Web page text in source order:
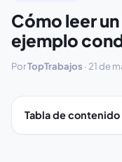
Cómo leer
ejemplo
PorTopTrabajos · 21 de
Tabla de contenido